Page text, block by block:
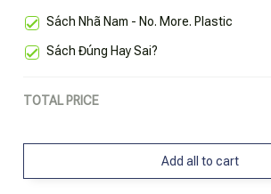
Sách Nhã Nam - No. More. Plastic
Sách Đúng Hay Sai?
TOTAL PRICE
Add all to cart